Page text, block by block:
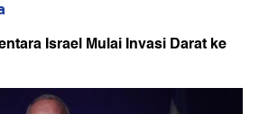
Israel Mulai Invasi Darat ke